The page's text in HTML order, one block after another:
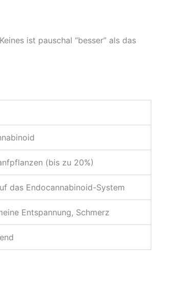
ist pauschal “besser” als das
(bis zu 20%)
das Endocannabinoid-System
Entspannung, Schmerz